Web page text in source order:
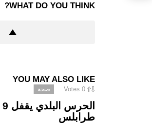
WHAT DO YOU THINK?
YOU MAY ALSO LIKE
0
Votes صحة
طرابلس